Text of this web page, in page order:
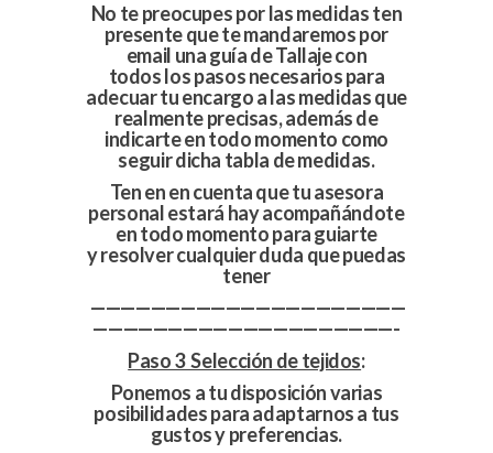
No te preocupes por las medidas ten
presente que te mandaremos por
email una guía de Tallaje con
todos los pasos necesarios para
adecuar tu encargo a las medidas que
realmente precisas, además de
indicarte en todo momento como
seguir dicha tabla de medidas.
Ten en en cuenta que tu asesora
personal estará hay acompañándote
en todo momento para guiarte
y resolver cualquier duda que puedas
tener
—————————————————————
————————————————————-
Paso 3 Selección de tejidos:
Ponemos a tudisposiciónvarias
posibilidades para adaptarnos a tus
gustos y preferencias.